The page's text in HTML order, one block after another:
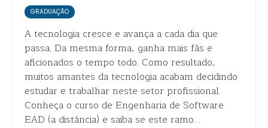
GRADUAÇÃO
A tecnologia cresce e avança a cada dia que
passa. Da mesma forma, ganha mais fãs e
aficionados o tempo todo. Como resultado,
muitos amantes da tecnologia acabam decidindo
estudar e trabalhar neste setor profissional.
Conheça o curso de Engenharia de Software
EAD (a distância) e saiba se este ramo…